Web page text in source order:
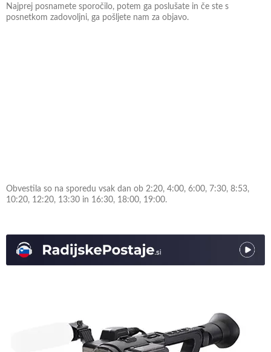
Najprej posnamete sporočilo, potem ga poslušate in če ste s
posnetkom zadovoljni, ga pošljete nam za objavo.
Obvestila so na sporedu vsak dan ob 2:20, 4:00, 6:00, 7:30, 8:53,
10:20, 12:20, 13:30 in 16:30, 18:00, 19:00.